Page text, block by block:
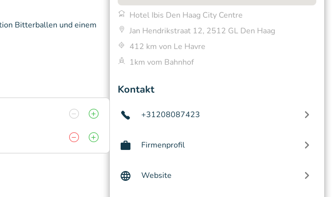
Bitterballen und einem
Hotel Ibis Den Haag City Centre
Jan Hendrikstraat 12, 2512 GL Den Haag
412 km von Le Havre
1km vom Bahnhof
Kontakt
+31208087423
Firmenprofil
Website